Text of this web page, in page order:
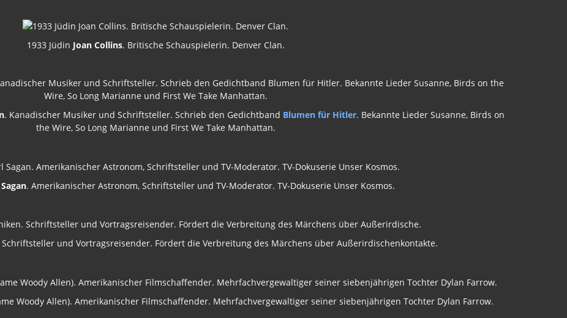
1933 Jüdin Joan Collins. Britische Schauspielerin. Denver Clan.
. Kanadischer Musiker und Schriftsteller. Schrieb den Gedichtband Blumen für Hitler. Bekannte Lieder Susanne, Birds on
the Wire, So Long Marianne und First We Take Manhattan.
. Amerikanischer Astronom, Schriftsteller und TV-Moderator. TV-Dokuserie Unser Kosmos.
Schriftsteller und Vortragsreisender. Fördert die Verbreitung des Märchens über Außerirdischenkontakte.
Woody Allen). Amerikanischer Filmschaffender. Mehrfachvergewaltiger seiner siebenjährigen Tochter Dylan Farrow.